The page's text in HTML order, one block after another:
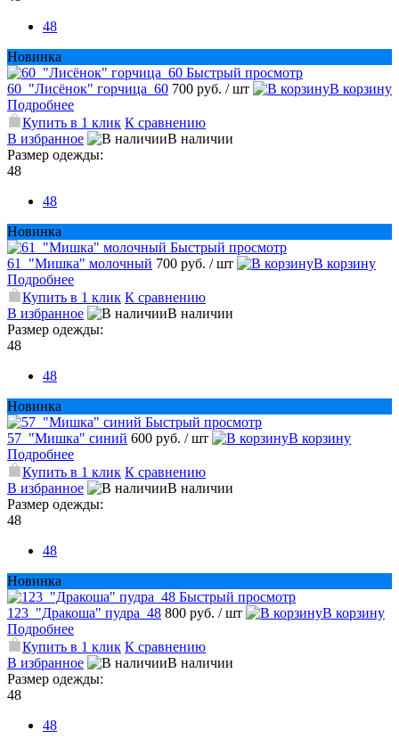
48
Новинка
Быстрый просмотр
60_"Лисёнок" горчица_60 700 руб. / шт
В корзину
Подробнее
Купить в 1 клик К сравнению
В избранное
В наличии
Размер одежды:
48
48
Новинка
Быстрый просмотр
61_"Мишка" молочный 700 руб. / шт
В корзину
Подробнее
Купить в 1 клик К сравнению
В избранное
В наличии
Размер одежды:
48
48
Новинка
Быстрый просмотр
57_"Мишка" синий 600 руб. / шт
В корзину
Подробнее
Купить в 1 клик К сравнению
В избранное
В наличии
Размер одежды:
48
48
Новинка
Быстрый просмотр
123_"Дракоша" пудра_48 800 руб. / шт
В корзину
Подробнее
Купить в 1 клик К сравнению
В избранное
В наличии
Размер одежды:
48
48